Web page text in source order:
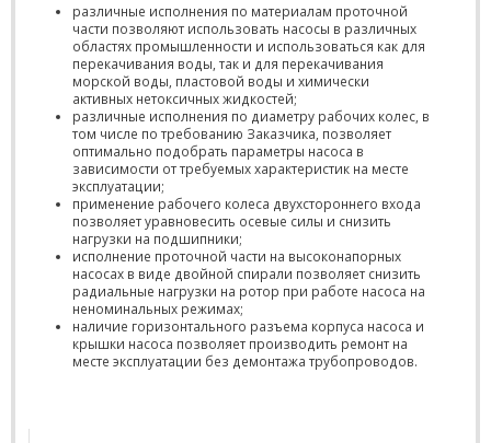
различные исполнения по материалам проточной
части позволяют использовать насосы в различных
областях промышленности и использоваться как для
перекачивания воды, так и для перекачивания
морской воды, пластовой воды и химически
активных нетоксичных жидкостей;
различные исполнения по диаметру рабочих колес, в
том числе по требованию Заказчика, позволяет
оптимально подобрать параметры насоса в
зависимости от требуемых характеристик на месте
эксплуатации;
применение рабочего колеса двухстороннего входа
позволяет уравновесить осевые силы и снизить
нагрузки на подшипники;
исполнение проточной части на высоконапорных
насосах в виде двойной спирали позволяет снизить
радиальные нагрузки на ротор при работе насоса на
неноминальных режимах;
наличие горизонтального разъема корпуса насоса и
крышки насоса позволяет производить ремонт на
месте эксплуатации без демонтажа трубопроводов.